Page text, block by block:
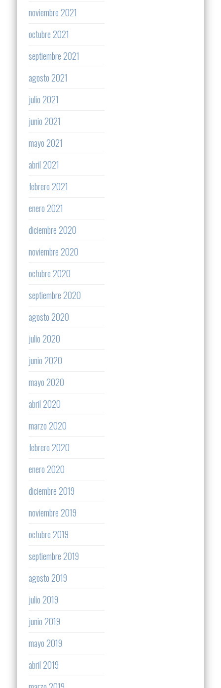
noviembre 2021
octubre 2021
septiembre 2021
agosto 2021
julio 2021
junio 2021
mayo 2021
abril 2021
febrero 2021
enero 2021
diciembre 2020
noviembre 2020
octubre 2020
septiembre 2020
agosto 2020
julio 2020
junio 2020
mayo 2020
abril 2020
marzo 2020
febrero 2020
enero 2020
diciembre 2019
noviembre 2019
octubre 2019
septiembre 2019
agosto 2019
julio 2019
junio 2019
mayo 2019
abril 2019